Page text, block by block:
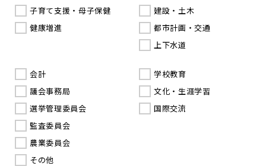
子育て支援・母子保健
健康増進
建設・土木
都市計画・交通
上下水道
会計
議会事務局
選挙管理委員会
監査委員会
農業委員会
その他
学校教育
文化・生涯学習
国際交流